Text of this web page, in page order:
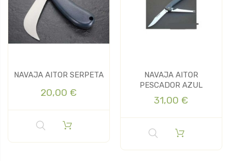
NAVAJA AITOR SERPETA
20,00 €
NAVAJA AITOR
PESCADOR AZUL
31,00 €